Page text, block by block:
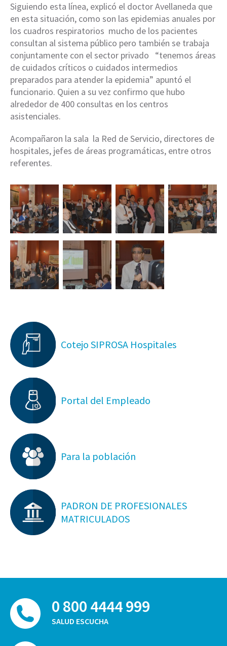
Siguiendo esta línea, explicó el doctor Avellaneda que
en esta situación, como son las epidemias anuales por
los cuadros respiratorios mucho de los pacientes
consultan al sistema público pero también se trabaja
conjuntamente con el sector privado “tenemos áreas
de cuidados críticos o cuidados intermedios
preparados para atender la epidemia” apuntó el
funcionario. Quien a su vez confirmo que hubo
alrededor de 400 consultas en los centros
asistenciales.
Acompañaron la sala la Red de Servicio, directores de
hospitales, jefes de áreas programáticas, entre otros
referentes.
Cotejo SIPROSA Hospitales
Portal del Empleado
Para la población
PADRON DE PROFESIONALES
MATRICULADOS
0 800 4444 999
SALUD ESCUCHA